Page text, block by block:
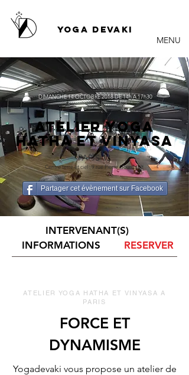
YOGA DEVAKI
MENU
DIMANCHE 14 OCTOBRE 2018 DE 14h A 17h30
PARIS 13
Centre terre et ciel : 9 rue Pierre Gourdault
ATELIER YOGA
HATHA et Vinyasa
Partager cet évènement sur Facebook
INTERVENANT(S)
INFORMATIONS
RESERVER
ATELIER YOGA HATHA ET VINYASA A
PARIS
FORCE ET
DYNAMISME
Yogadevaki vous propose un atelier de